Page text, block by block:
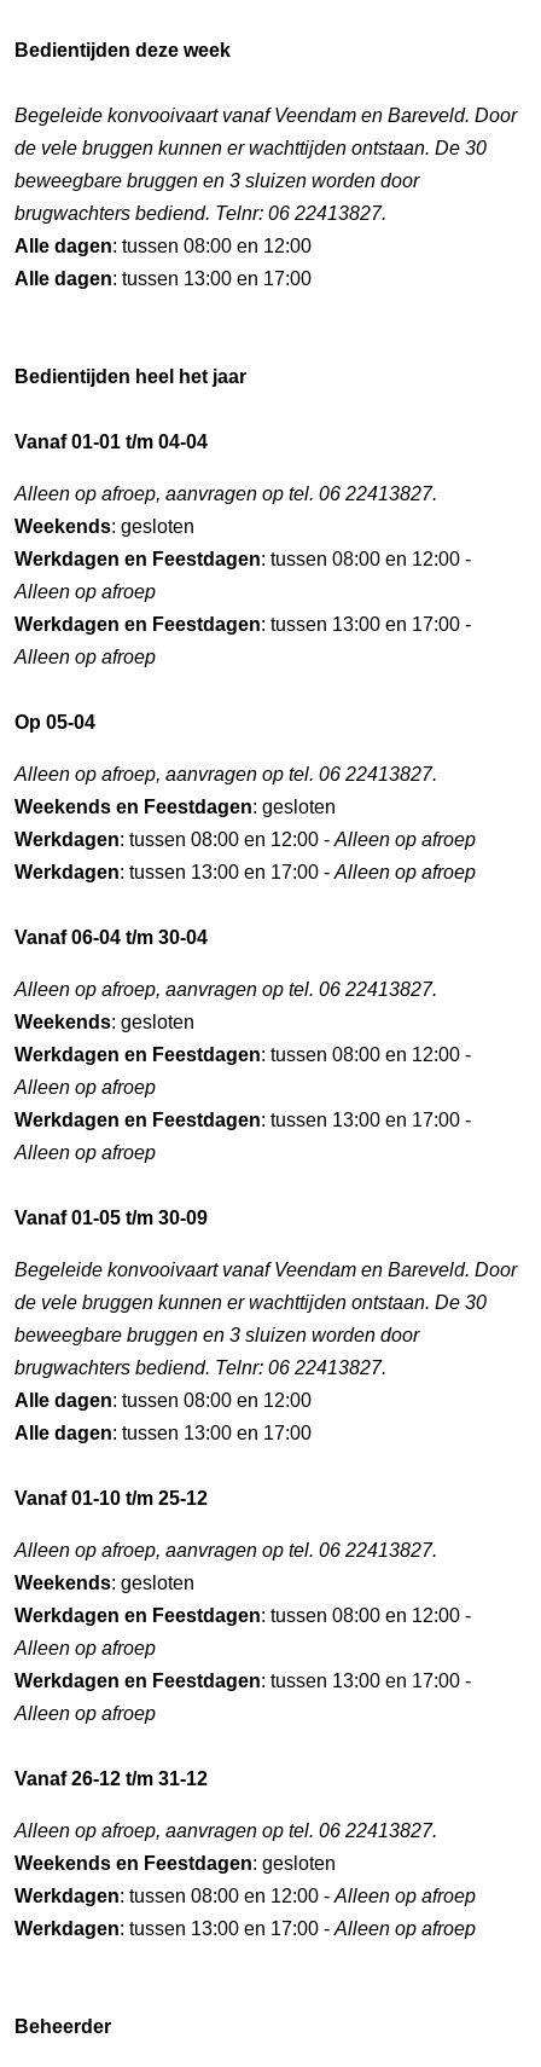
Bedientijden deze week
Begeleide konvooivaart vanaf Veendam en Bareveld. Door
de vele bruggen kunnen er wachttijden ontstaan. De 30
beweegbare bruggen en 3 sluizen worden door
brugwachters bediend. Telnr: 06 22413827.
Alle dagen: tussen 08:00 en 12:00
Alle dagen: tussen 13:00 en 17:00
Bedientijden heel het jaar
Vanaf 01-01 t/m 04-04
Alleen op afroep, aanvragen op tel. 06 22413827.
Weekends: gesloten
Werkdagen en Feestdagen: tussen 08:00 en 12:00 -
Alleen op afroep
Werkdagen en Feestdagen: tussen 13:00 en 17:00 -
Alleen op afroep
Op 05-04
Alleen op afroep, aanvragen op tel. 06 22413827.
Weekends en Feestdagen: gesloten
Werkdagen: tussen 08:00 en 12:00 - Alleen op afroep
Werkdagen: tussen 13:00 en 17:00 - Alleen op afroep
Vanaf 06-04 t/m 30-04
Alleen op afroep, aanvragen op tel. 06 22413827.
Weekends: gesloten
Werkdagen en Feestdagen: tussen 08:00 en 12:00 -
Alleen op afroep
Werkdagen en Feestdagen: tussen 13:00 en 17:00 -
Alleen op afroep
Vanaf 01-05 t/m 30-09
Begeleide konvooivaart vanaf Veendam en Bareveld. Door
de vele bruggen kunnen er wachttijden ontstaan. De 30
beweegbare bruggen en 3 sluizen worden door
brugwachters bediend. Telnr: 06 22413827.
Alle dagen: tussen 08:00 en 12:00
Alle dagen: tussen 13:00 en 17:00
Vanaf 01-10 t/m 25-12
Alleen op afroep, aanvragen op tel. 06 22413827.
Weekends: gesloten
Werkdagen en Feestdagen: tussen 08:00 en 12:00 -
Alleen op afroep
Werkdagen en Feestdagen: tussen 13:00 en 17:00 -
Alleen op afroep
Vanaf 26-12 t/m 31-12
Alleen op afroep, aanvragen op tel. 06 22413827.
Weekends en Feestdagen: gesloten
Werkdagen: tussen 08:00 en 12:00 - Alleen op afroep
Werkdagen: tussen 13:00 en 17:00 - Alleen op afroep
Beheerder